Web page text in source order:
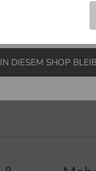
IN DIESEM SHOP